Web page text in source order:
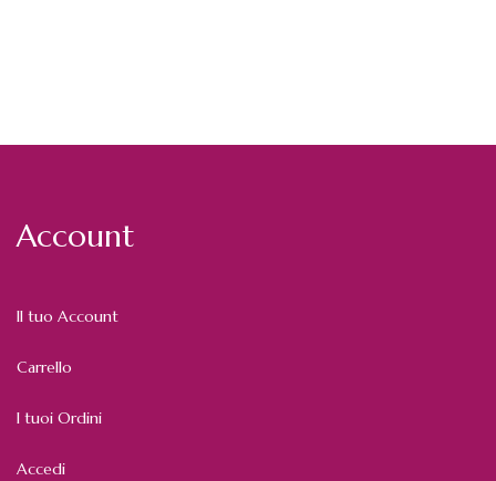
Account
Il tuo Account
Carrello
I tuoi Ordini
Accedi